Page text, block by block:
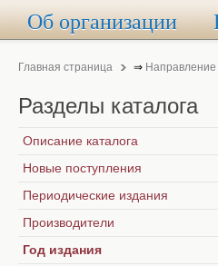
Об организации
Главная страница ⇒ Направление
Разделы каталога
Описание каталога
Новые поступления
Периодические издания
Производители
Год издания